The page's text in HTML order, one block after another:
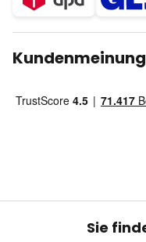
Sie